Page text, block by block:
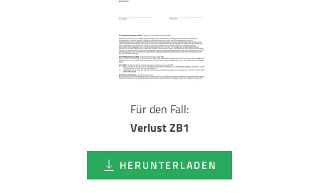
Für den Fall:
Verlust ZB1
HERUNTERLADEN